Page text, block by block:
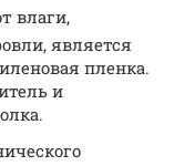
влаги,
является
пленка.
и